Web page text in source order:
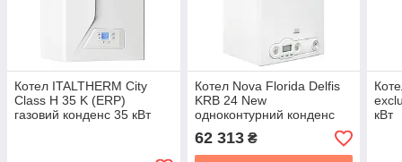
Котел ITALTHERM City
Class H 35 K (ERP)
газовий конденс 35 кВт
Котел Nova Florida Delfis
KRB 24 New
одноконтурний конденс
62 313₴
кВт